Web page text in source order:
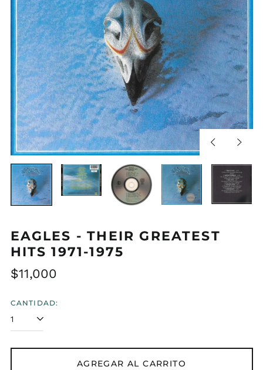
Diapositiva
EAGLES - THEIR GREATEST
HITS 1971-1975
Precio
$11,000
CANTIDAD:
AGREGAR AL CARRITO